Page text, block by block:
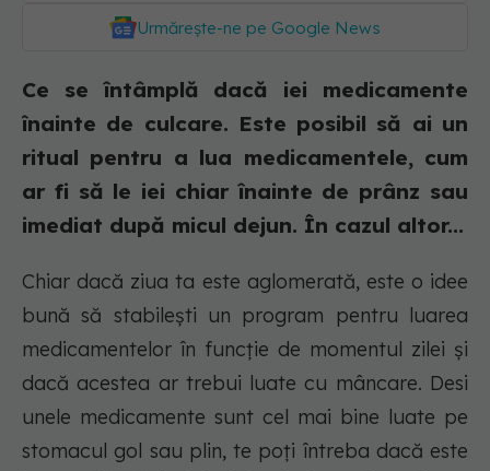
Urmărește-ne pe Google News
Ce se întâmplă dacă iei medicamente
înainte de culcare. Este posibil să ai un
ritual pentru a lua medicamentele, cum
ar fi să le iei chiar înainte de prânz sau
imediat după micul dejun. În cazul altor...
Chiar dacă ziua ta este aglomerată, este o idee
bună să stabilești un program pentru luarea
medicamentelor în funcție de momentul zilei și
dacă acestea ar trebui luate cu mâncare. Desi
unele medicamente sunt cel mai bine luate pe
stomacul gol sau plin, te poți întreba dacă este